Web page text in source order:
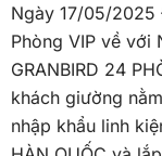
Ngày 17/05/
Phòng VIP về với
GRANBIRD 24
khách giường
nhập khẩu linh